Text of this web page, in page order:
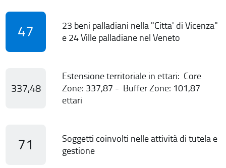
47
23 beni palladiani nella "Citta' di Vicenza"
e 24 Ville palladiane nel Veneto
337,48
Estensione territoriale in ettari: Core
Zone: 337,87 - Buffer Zone: 101,87
ettari
71
Soggetti coinvolti nelle attività di tutela e
gestione